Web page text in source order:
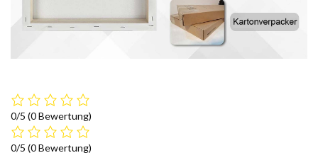
0/5 (0 Bewertung)
0/5 (0 Bewertung)